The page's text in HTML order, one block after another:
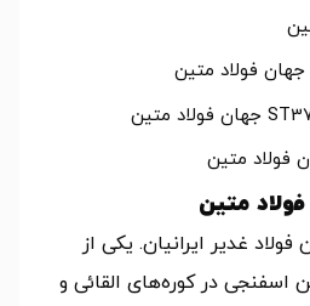
متین
متین
غدیر ایرانیان. یکی از
اسفنجی در کوره‌های القائی و